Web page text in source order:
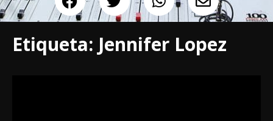
Etiqueta: Jennifer Lopez